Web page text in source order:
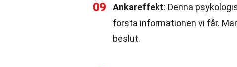
09 Ankareffekt: Denna
första informationen vi får.
beslut.